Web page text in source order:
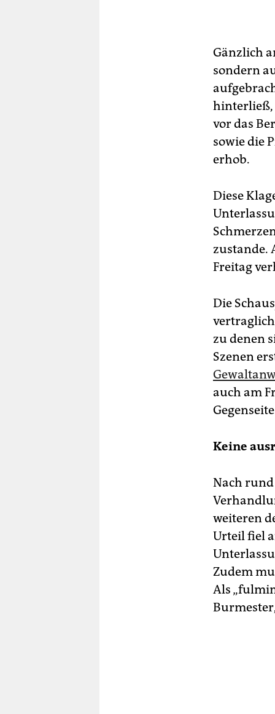
Gänzlich
sondern
hinterließ,
vor das
sowie die
erhob.
Diese
zustande.
Freitag
Die
zu denen
Szenen
auch am
Keine
Nach
weiteren
Urteil fiel
Zudem
Als